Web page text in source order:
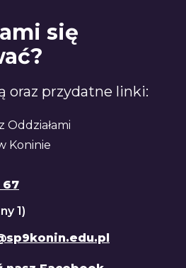
się
oraz przydatne linki:
Oddziałami
Koninie
67
1)